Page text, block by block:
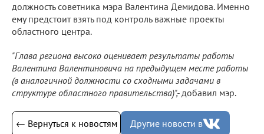
должность советника мэра Валентина Демидова. Именно
ему предстоит взять под контроль важные проекты
областного центра.
"Глава региона высоко оценивает результаты работы
Валентина Валентиновича на предыдущем месте работы
(в аналогичной должности со сходными задачами в
структуре областного правительства)",- добавил мэр.
← Вернуться к новостям Другие новости в